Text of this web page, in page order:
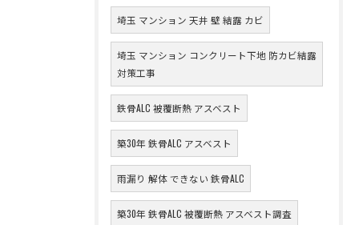
埼玉 マンション 天井 壁 結露 カビ
埼玉 マンション コンクリート下地 防カビ結露
対策工事
鉄骨ALC 被覆断熱 アスベスト
築30年 鉄骨ALC アスベスト
雨漏り 解体 できない 鉄骨ALC
築30年 鉄骨ALC 被覆断熱 アスベスト調査